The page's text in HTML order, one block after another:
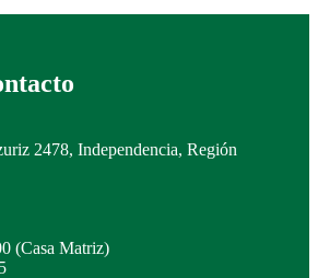
2478, Independencia, Región
(Casa Matriz)